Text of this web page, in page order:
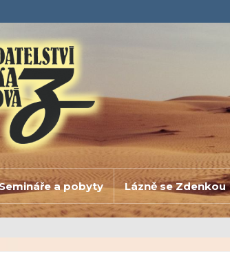
a pobyty Lázně se Zdenkou